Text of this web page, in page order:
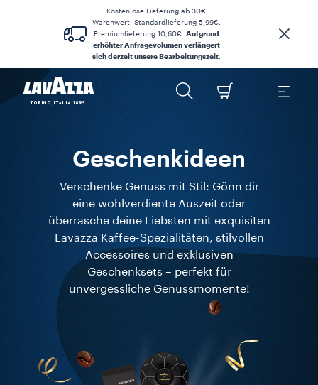
Kostenlose Lieferung ab 30€
Warenwert. Standardlieferung 5,99€.
Premiumlieferung 10,60€. Aufgrund
erhöhter Anfragevolumen verlängert
sich derzeit unsere Bearbeitungszeit.
Geschenkideen
Verschenke Genuss mit Stil: Gönn dir
eine wohlverdiente Auszeit oder
überrasche deine Liebsten mit exquisiten
Lavazza Kaffee-Spezialitäten, stilvollen
Accessoires und exklusiven
Geschenksets – perfekt für
unvergessliche Genussmomente!